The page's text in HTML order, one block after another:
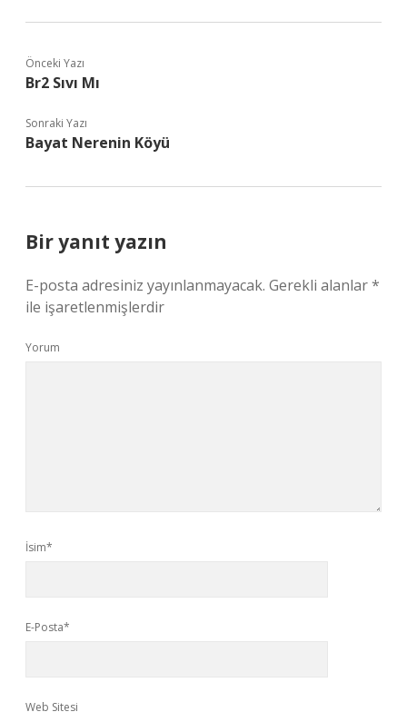
Önceki Yazı
Br2 Sıvı Mı
Sonraki Yazı
Bayat Nerenin Köyü
Bir yanıt yazın
E-posta adresiniz yayınlanmayacak. Gerekli alanlar*
ile işaretlenmişlerdir
Yorum
İsim*
E-Posta*
Web Sitesi